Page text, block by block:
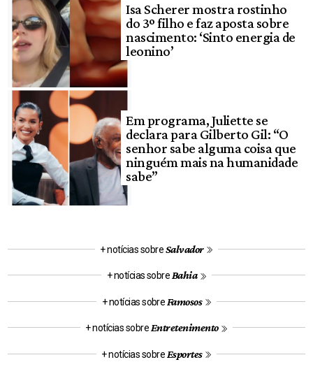
Isa Scherer mostra rostinho
do 3º filho e faz aposta sobre
nascimento: ‘Sinto energia de
leonino’
Em programa, Juliette se
declara para Gilberto Gil: “O
senhor sabe alguma coisa que
ninguém mais na humanidade
sabe”
+ notícias sobreSalvador
+ notícias sobre Bahia
+ notícias sobre Famosos
+ notícias sobre Entretenimento
+ notícias sobre Esportes